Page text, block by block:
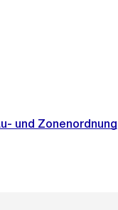
und Zonenordnung